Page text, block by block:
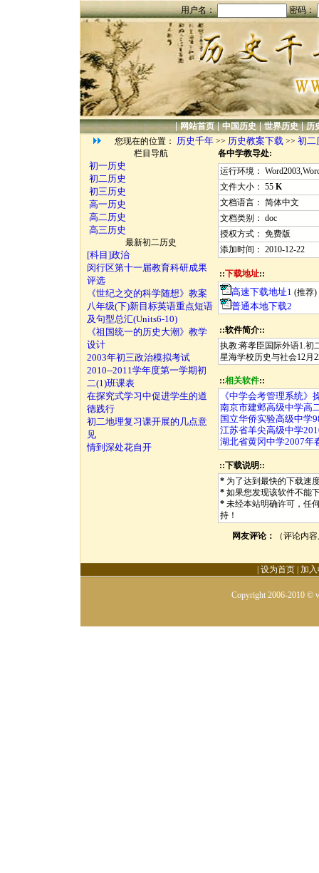
用户名： 密码：
|网站首页|中国历史|世界历史|历
您现在的位置：
历史千年>> 历史教案下载>> 初二
栏目导航
初一历史
初二历史
初三历史
高一历史
高二历史
高三历史
最新初二历史
[科目]政治
闵行区第十一届教育科研成果
评选
《世纪之交的科学随想》教案
八年级(下)新目标英语重点短语
及句型总汇(Units6-10)
《祖国统一的历史大潮》教学
设计
2003年初三政治模拟考试
2010--2011学年度第一学期初
二(1)班课表
在探究式学习中促进学生的道
德践行
初二地理复习课开展的几点意
见
情到深处花自开
各中学教导处:
运行环境：
文件大小： 55 K
文档语言： 简体中文
文档类别： doc
授权方式： 免费版
添加时间： 2010-12-22
::下载地址::
高速下载地址1 (推荐)
普通本地下载2
::软件简介::
执教:蒋孝臣国际外语1.初
星海学校历史与社会12月
::相关软件::
《中学会考管理系统》
南京市建邺高级中学高
国立华侨实验高级中学
江苏省羊尖高级中学
湖北省黄冈中学2007年
::下载说明::
* 为了达到最快的下载速
* 如果您发现该软件不能
* 未经本站明确许可，任
持！
网友评论： （评论内
设为首页 加
Copyright 2006-2010 ©